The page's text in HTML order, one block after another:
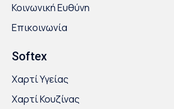
Κοινωνική Ευθύνη
Επικοινωνία
Softex
Χαρτί Υγείας
Χαρτί Κουζίνας